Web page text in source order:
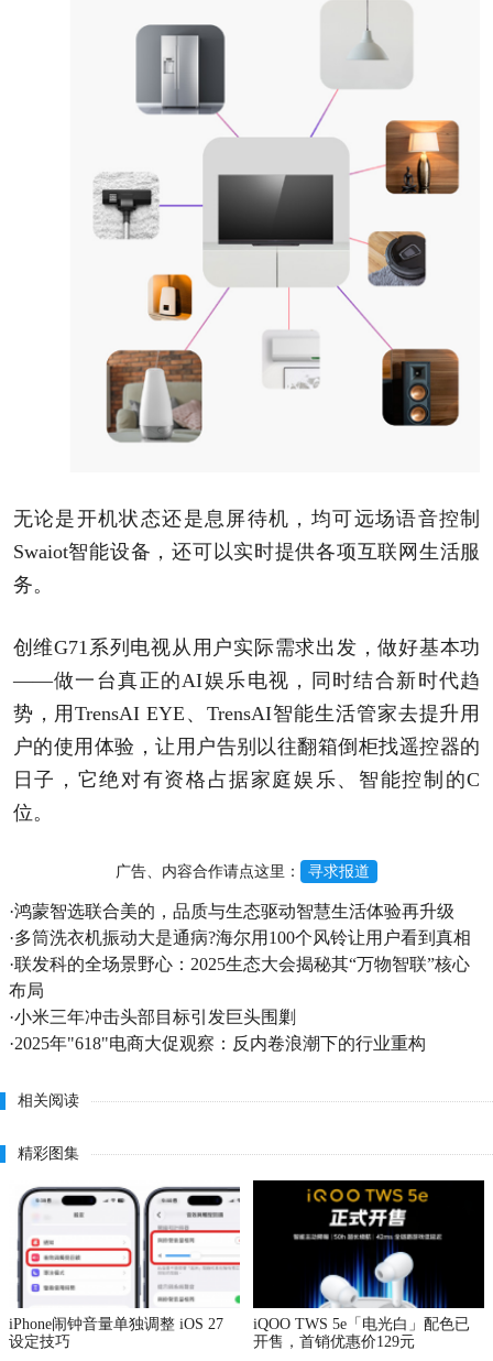
无论是开机状态还是息屏待机，均可远场语音控制
Swaiot智能设备，还可以实时提供各项互联网生活服
务。
创维G71系列电视从用户实际需求出发，做好基本功
——做一台真正的AI娱乐电视，同时结合新时代趋
势，用TrensAI EYE、TrensAI智能生活管家去提升用
户的使用体验，让用户告别以往翻箱倒柜找遥控器的
日子，它绝对有资格占据家庭娱乐、智能控制的C
位。
广告、内容合作请点这里： 寻求报道
·鸿蒙智选联合美的，品质与生态驱动智慧生活体验再升级
·多筒洗衣机振动大是通病?海尔用100个风铃让用户看到真相
·联发科的全场景野心：2025生态大会揭秘其“万物智联”核心
布局
·小米三年冲击头部目标引发巨头围剿
·2025年"618"电商大促观察：反内卷浪潮下的行业重构
相关阅读
精彩图集
iPhone闹钟音量单独调整 iOS 27
设定技巧
iQOO TWS 5e「电光白」配色已
开售，首销优惠价129元